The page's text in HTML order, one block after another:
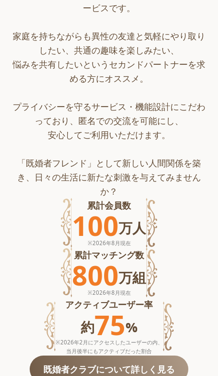
ービスです。
家庭を持ちながらも異性の友達と気軽にやり取り
したい、共通の趣味を楽しみたい、
悩みを共有したいというセカンドパートナーを求
める方にオススメ。
プライバシーを守るサービス・機能設計にこだわ
っており、匿名での交流を可能にし、
安心してご利用いただけます。
「既婚者フレンド」として新しい人間関係を築
き、日々の生活に新たな刺激を与えてみません
か？
累計会員数
100万人
※2026年8月現在
累計マッチング数
800万組
※2026年8月現在
アクティブユーザー率
約75%
※2026年2月にアクセスしたユーザーの内、
当月後半にもアクティブだった割合
既婚者クラブについて詳しく見る